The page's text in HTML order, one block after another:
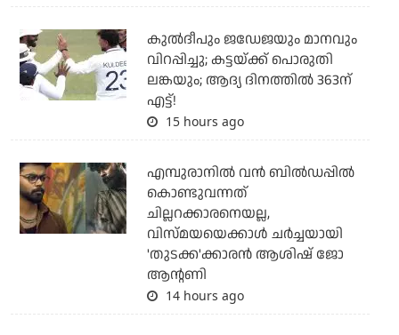
കുല്‍ദീപും ജഡേജയും മാനവും
വിറപ്പിച്ചു; കട്ടയ്ക്ക് പൊരുതി
ലങ്കയും; ആദ്യ ദിനത്തില്‍ 363ന്
എട്ട്!
15 hours ago
എമ്പുരാനില്‍ വന്‍ ബില്‍ഡപ്പില്‍
കൊണ്ടുവന്നത്
ചില്ലറക്കാരനെയല്ല,
വിസ്മയയെക്കാള്‍ ചര്‍ച്ചയായി
'തുടക്ക'ക്കാരന്‍ ആശിഷ് ജോ
ആന്റണി
14 hours ago